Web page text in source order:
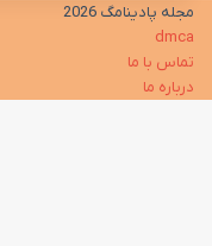
مجله پادینامگ 2026
dmca
تماس با ما
درباره ما